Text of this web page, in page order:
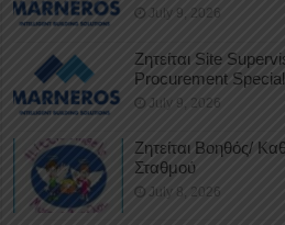
July 9, 2026
Ζητείται Site
Procurement
July 9, 2026
Ζητείται Βοηθός/
Σταθμού
July 8, 2026